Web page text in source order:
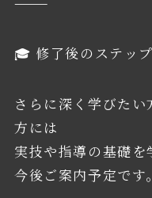
🎓 修了後のステッ
さらに深く学びた
方には
実技や指導の基礎を
今後ご案内予定です。